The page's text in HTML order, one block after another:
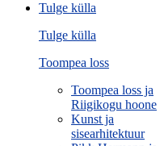
Tulge külla
Tulge külla
Toompea loss
Toompea loss ja
Riigikogu hoone
Kunst ja
sisearhitektuur